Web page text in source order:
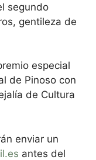
segundo
gentileza de
especial
de Pinoso con
de Cultura
enviar un
antes del